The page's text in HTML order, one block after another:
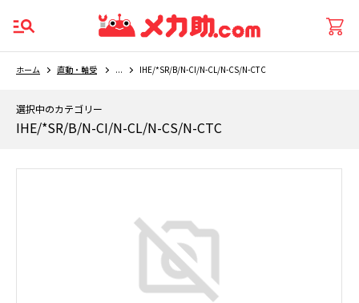
ホーム 直動・軸受 ... IHE/*SR/B/N-CI/N-CL/N-CS/N-CTC
選択中のカテゴリー
IHE/*SR/B/N-CI/N-CL/N-CS/N-CTC